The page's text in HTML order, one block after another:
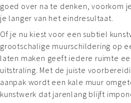
goed over na te denken, voorkom
je langer van het eindresultaat.
Of je nu kiest voor een subtiel
grootschalige muurschildering op
laten maken geeft iedere ruimte
uitstraling. Met de juiste
aanpak wordt een kale muur
kunstwerk dat jarenlang blijft